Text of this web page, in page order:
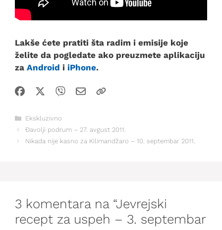
Lakše ćete pratiti šta radim i emisije koje
želite da pogledate ako preuzmete aplikaciju
za Android i iPhone.
Kategorije
Ekskluzivno
Đavolji podrum – 27. avgust 2011.
Nikada nije kasno za Kilimandžaro – 10. septembar 2011.
3 komentara na “Jevrejski
recept za uspeh – 3. septembar